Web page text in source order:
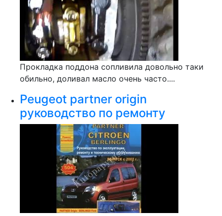
Прокладка поддона сопливила довольно таки
обильно, доливал масло очень часто....
Peugeot partner origin
руководство по ремонту